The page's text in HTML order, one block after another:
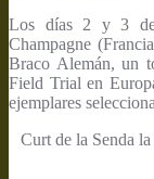
Los días 2 y 3
Champagne
Braco Alemán, un
Field Trial en
ejemplares
Curt de la Senda